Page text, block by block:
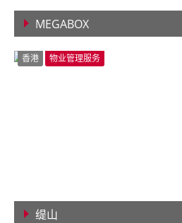
MEGABOX
香港 物业管理服务
缇山